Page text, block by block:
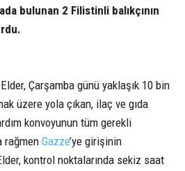
bulunan 2 Filistinli balıkçının
Çarşamba günü yaklaşık 10 bin
üzere yola çıkan, ilaç ve gıda
konvoyunun tüm gerekli
rağmen Gazze’ye girişinin
kontrol noktalarında sekiz saat